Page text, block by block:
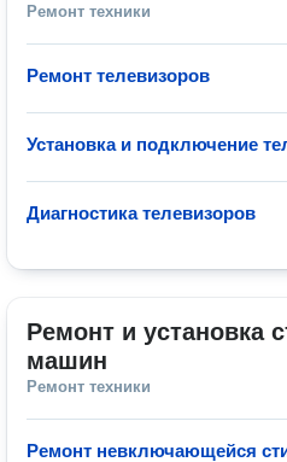
Ремонт техники
Ремонт телевизоров
Установка и подключение
Диагностика телевизоров
Ремонт и установка
машин
Ремонт техники
Ремонт невключающейся